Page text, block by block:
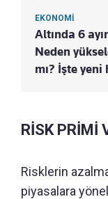
EKONOMİ
Altında 6
Neden
mı? İşte yeni
RİSK PRİMİ
Risklerin
piyasalara